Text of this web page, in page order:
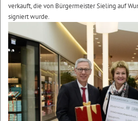
verkauft, die von Bürgermeister Sieling auf
signiert wurde.